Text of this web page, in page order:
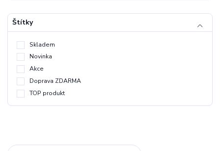
Štítky
Skladem
Novinka
Akce
Doprava ZDARMA
TOP produkt